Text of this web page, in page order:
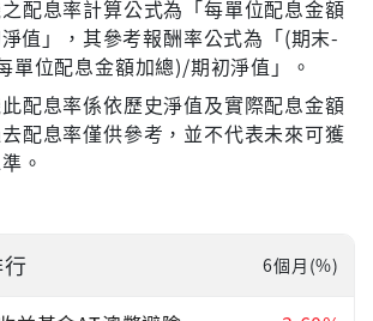
配息率計算公式為「每單位配息金額
值」，其參考報酬率公式為「(期末-
單位配息金額加總)/期初淨值」。
配息率係依歷史淨值及實際配息金額
配息率僅供參考，並不代表未來可獲
。
6個月(%)